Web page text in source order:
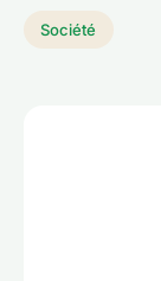
Société